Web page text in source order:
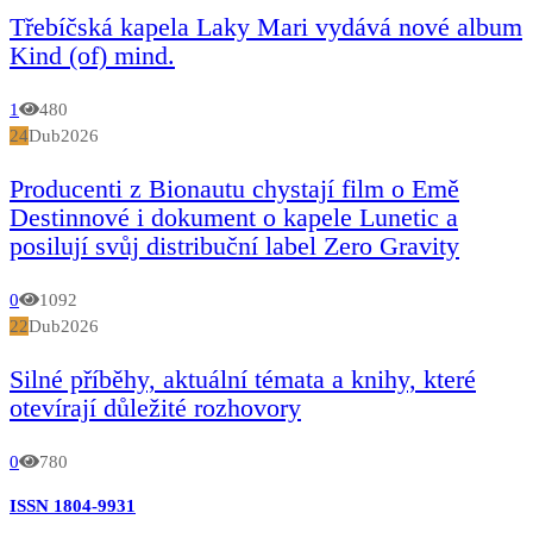
Třebíčská kapela Laky Mari vydává nové album
Kind (of) mind.
1
480
24Dub2026
Producenti z Bionautu chystají film o Emě
Destinnové i dokument o kapele Lunetic a
posilují svůj distribuční label Zero Gravity
0
1092
22Dub2026
Silné příběhy, aktuální témata a knihy, které
otevírají důležité rozhovory
0 780
ISSN 1804-9931